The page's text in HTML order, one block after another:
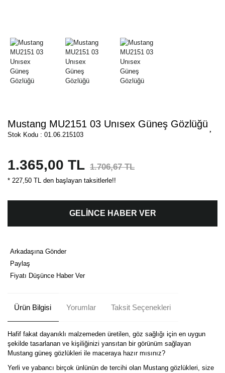
Mustang MU2151 03 Unısex Güneş Gözlüğü
Stok Kodu : 01.06.215103
1.365,00 TL 1.706,67 TL
* 227,50 TL den başlayan taksitlerle!!
GELİNCE HABER VER
Arkadaşına Gönder
Paylaş
Fiyatı Düşünce Haber Ver
Ürün Bilgisi Yorumlar Taksit Seçenekleri
Hafif fakat dayanıklı malzemeden üretilen, göz sağlığı için en uygun
şekilde tasarlanan ve kişiliğinizi yansıtan bir görünüm sağlayan
Mustang güneş gözlükleri ile maceraya hazır mısınız?
Yerli ve yabancı birçok ünlünün de tercihi olan Mustang gözlükleri, size